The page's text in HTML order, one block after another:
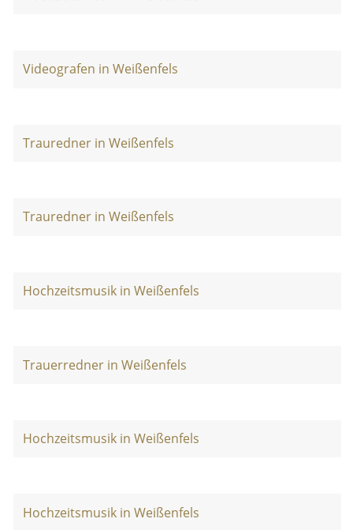
Videografen in Weißenfels
Trauredner in Weißenfels
Trauredner in Weißenfels
Hochzeitsmusik in Weißenfels
Trauerredner in Weißenfels
Hochzeitsmusik in Weißenfels
Hochzeitsmusik in Weißenfels